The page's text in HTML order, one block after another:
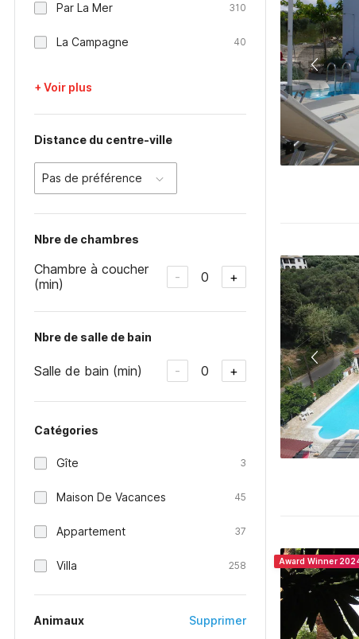
Par La Mer 310
La Campagne 40
+ Voir plus
Distance du centre-ville
Pas de préférence
Nbre de chambres
Chambre à coucher
(min)
- 0 +
Nbre de salle de bain
Salle de bain (min) - 0 +
Catégories
Gîte 3
Maison De Vacances 45
Appartement 37
Villa 258
Animaux Supprimer
Award Winner